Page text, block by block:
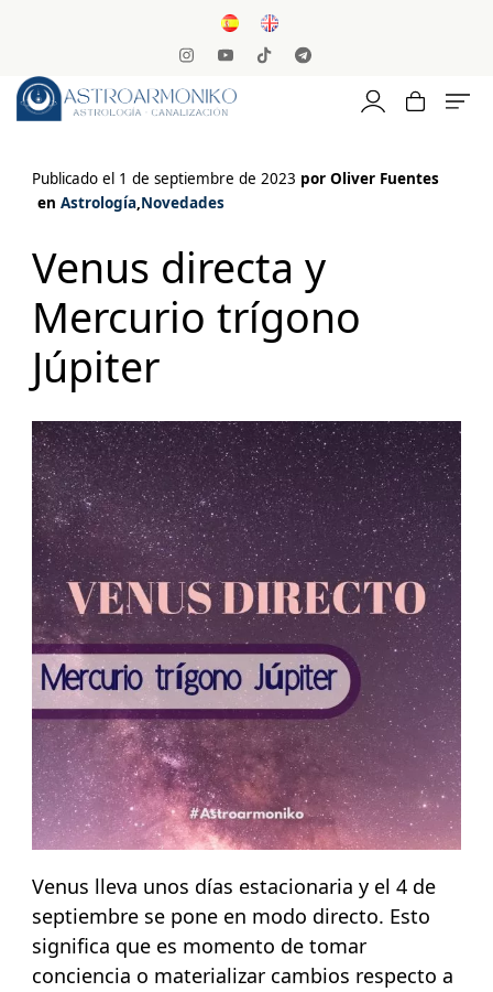
Publicado el 1 de septiembre de 2023 porOliver Fuentes
enAstrología,Novedades
Venus directa y
Mercurio trígono
Júpiter
Venus lleva unos días estacionaria y el 4 de
septiembre se pone en modo directo. Esto
significa que es momento de tomar
conciencia o materializar cambios respecto a